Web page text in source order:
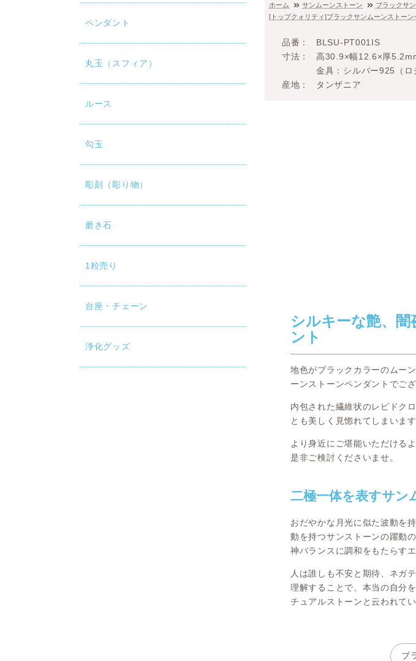
ペンダント
丸玉（スフィア）
ルース
勾玉
彫刻（彫り物）
磨き石
1粒売り
台座・チェーン
浄化グッズ
ホーム サンムーンストーン ブラックサ
[トップクォリティ]ブラックサンムーンストーン
品番
BLSU-PT001IS
寸法
高30.9×幅12.6×厚
金具：シルバー925（
産地
タンザニア
シルキーな艶、
ント
地色がブラックカラーのムー
ーンストーンペンダントでござ
内包された繊維状のレピドク
とも美しく見惚れてしまいます
より身近にご堪能いただける
是非ご検討くださいませ。
二極一体を表すサン
おだやかな月光に似た波動を
動を持つサンストーンの躍動
神バランスに調和をもたらす
人は誰しも不安と期待、ネガ
理解することで、本当の自分
チュアルストーンと云われてい
ブ